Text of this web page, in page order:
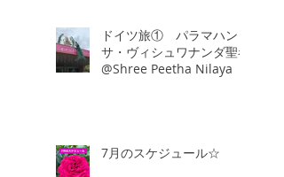
ドイツ旅① パラマハン
サ・ヴィシュワナンダ聖者
@Shree Peetha Nilaya
7月のスケジュール☆